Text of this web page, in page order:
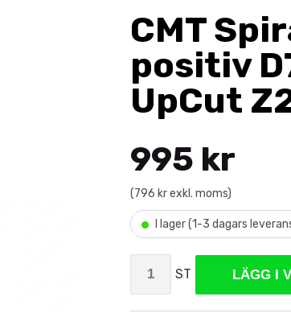
CMT
positiv
UpCut
995 kr
(796 kr exkl. moms)
• I lager (1-3 dagars
ST LÄGG I